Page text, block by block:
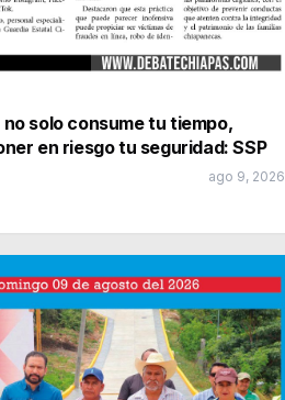
solo consume tu tiempo,
en riesgo tu seguridad: SSP
ago 9, 2026